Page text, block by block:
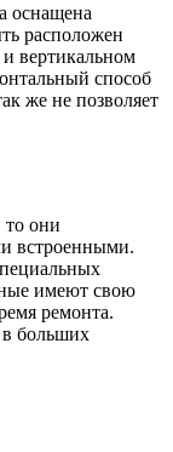
оснащена
расположен
вертикальном
способ
же не позволяет
то они
встроенными.
имеют свою
ремонта.
в больших